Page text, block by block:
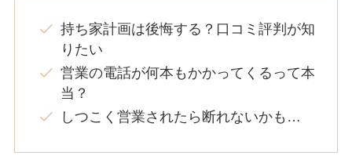
持ち家計画は後悔する？口コミ評判が知
りたい
営業の電話が何本もかかってくるって本
当？
しつこく営業されたら断れないかも…